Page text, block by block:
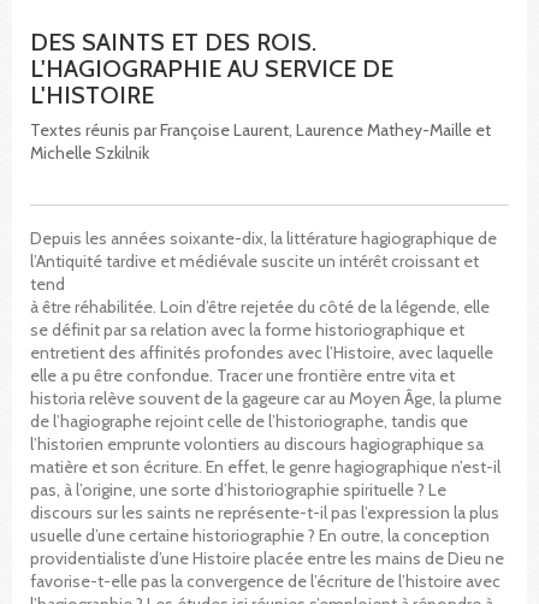
DES SAINTS ET DES ROIS.
L'HAGIOGRAPHIE AU SERVICE DE
L'HISTOIRE
Textes réunis par Françoise Laurent, Laurence Mathey-Maille et
Michelle Szkilnik
Depuis les années soixante-dix, la littérature hagiographique de
l’Antiquité tardive et médiévale suscite un intérêt croissant et
tend
à être réhabilitée. Loin d’être rejetée du côté de la légende, elle
se définit par sa relation avec la forme historiographique et
entretient des affinités profondes avec l’Histoire, avec laquelle
elle a pu être confondue. Tracer une frontière entre vita et
historia relève souvent de la gageure car au Moyen Âge, la plume
de l’hagiographe rejoint celle de l’historiographe, tandis que
l’historien emprunte volontiers au discours hagiographique sa
matière et son écriture. En effet, le genre hagiographique n’est-il
pas, à l’origine, une sorte d’historiographie spirituelle ? Le
discours sur les saints ne représente-t-il pas l’expression la plus
usuelle d’une certaine historiographie ? En outre, la conception
providentialiste d’une Histoire placée entre les mains de Dieu ne
favorise-t-elle pas la convergence de l’écriture de l’histoire avec